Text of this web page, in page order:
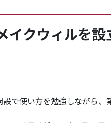
イクウィルを
で使い方を勉強しながら、